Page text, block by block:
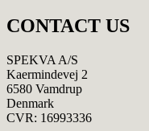
CONTACT US
SPEKVA A/S
Kaermindevej 2
6580 Vamdrup
Denmark
CVR: 16993336